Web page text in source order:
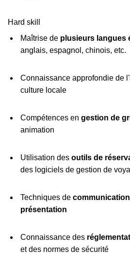
Hard skill
Maîtrise de plusieurs langues
anglais, espagnol, chinois, etc.
Connaissance approfondie de
culture locale
Compétences en gestion de
animation
Utilisation des outils de
des logiciels de gestion de
Techniques de
présentation
Connaissance des
et des normes de sécurité